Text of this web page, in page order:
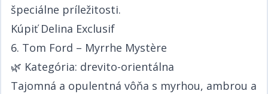
špeciálne príležitosti.​​​​‌ ‍ ​‍​‍‌‍ ‌ ​‍‌‍‍‌‌‍‌ ‌‍‍‌‌‍ ‍​‍​‍​ ‍‍​‍​‍‌ ​ ‌‍​‌‌‍ ‍‌‍‍‌‌ ‌​‌ ‍‌​‍ ‍‌‍‍‌‌‍ ​‍​‍​‍ ​​‍​‍‌‍‍​‌ ​‍‌‍‌‌‌‍‌‍​‍​‍​ ‍‍​‍​‍‌‍‍​‌ ‌​‌ ‌​‌ ​​​ ‍‍​‍ ​‍ ‌‍ ​‌‍ ‌‍​ ‌‍​‌‌‍ ​‌‍‍​‌‍ ‌ ​ ‌ ‌​​ ‍‍​ ​ ​ ​​​ ​​​ ​​​‍ ‌ ​ ‌ ‌​‌ ‌‌‌‍‌​‌‍‍‌‌‍ ​‍ ‌‍‍‌‌‍ ‍‌ ‌​‌‍‌‌‌‍ ‍‌ ‌​​‍ ‌‍‌‌‌‍‌​‌‍‍‌‌ ‌​​‍ ‌‍ ‌‌‍ ‌‍‌​‌‍‌‌​ ‌‌ ​​‌ ​‍‌‍‌‌‌ ​ ‌‍‌‌‌‍ ‍‌ ‌​‌‍​‌‌ ‌​‌‍‍‌‌‍ ‌‍ ‍​ ‍ ‌‍‍‌‌‍‌​​ ‌‌ ​​‌‍ ‌ ​ ‌ ‌​​‍ ‌​ ​‍​ ​‍​ ​‍​ ​‍​ ‍‌​ ‍‌​ ‍‌​ ‍ ‌ ‌​‌ ‍‌‌ ​​‌‍‌‌​ ‌‌ ​​‌‍ ‌ ​ ‌ ‌​​ ‍ ‌ ​​‌‍​‌‌ ‌​‌‍‍​​ ‌‌‍​ ‌‍ ‌‍ ‍‌ ‌​‌‍‌‌‌‍ ‍‌ ‌​​‍‌‌​ ‌‌‌​​‍‌‌ ‌‍‍ ‌‍‌‌‌ ‍‌​‍‌‌​ ​ ‌​‌​​‍‌‌​ ​ ‌​‌​​‍‌‌​ ​‍​ ​‍​ ‌ ​ ‍‌‌‍​‍​ ​‌‌‍​‍​ ‍​​ ​​​ ‍‌‌‍‌‍​ ‌ ​ ‌​​ ​‍​‍‌‌​ ​‍​ ​‍​‍‌‌​ ‌‌‌​‌​​‍ ‍‌‍​ ‌‍‍​‌‍‍‌‌‍ ​‌‍‌​‌ ​‍‌‍‌‌‌‍ ‍​‍‌‌​ ‌‌‌​​‍‌‌ ‌‍‍ ‌‍‌‌‌ ‍‌​‍‌‌​ ​ ‌​‌​​‍‌‌​ ​ ‌​‌​​‍‌‌​ ​‍​ ​‍​ ‌ ​ ‍‌‌‍​‍​ ​‌‌‍​‍​ ‍​​ ​​​ ‍‌‌‍‌‍​ ‌ ​ ‌​​ ​‍​ ​​​‍‌‌​ ​‍​ ​‍​‍‌‌​ ‌‌‌​‌​​‍ ‍‌ ‌​‌‍‌‌‌ ‍​‌ ‌​​ ‌‍​‍‌‍​‌‌ ​ ‌‍‌‌‌‌‌‌‌ ​‍‌‍ ​​ ‌‌‍‍​‌ ‌​‌ ‌​‌ ​​​‍‌‌​ ​ ‌​​‌​‍‌‌​ ​‍‌​‌‍​‍‌‌​ ​‍‌​‌‍‌‍ ​‌‍ ‌‍​ ‌‍​‌‌‍ ​‌‍‍​‌‍ ‌ ​ ‌ ‌​​‍‌‌​ ​ ‌​​‌​ ​ ​ ​​​ ​​​ ​​​‍‌‌​ ​‍‌​‌‍‌ ​ ‌ ‌​‌ ‌‌‌‍‌​‌‍‍‌‌‍ ​‍‌‍‌‍‍‌‌‍‌​​ ‌‌ ​​‌‍ ‌ ​ ‌ ‌​​‍ ‌​ ​‍​ ​‍​ ​‍​ ​‍​ ‍‌​ ‍‌​ ‍‌​‍‌‍‌ ‌​‌ ‍‌‌ ​​‌‍‌‌​ ‌‌ ​​‌‍ ‌ ​ ‌ ‌​​‍‌‍‌ ​​‌‍​‌‌ ‌​‌‍‍​​ ‌‌‍​ ‌‍ ‌‍ ‍‌ ‌​‌‍‌‌‌‍ ‍‌ ‌​​‍‌‌​ ‌‌‌​​‍‌‌ ‌‍‍ ‌‍‌‌‌ ‍‌​‍‌‌​ ​ ‌​‌​​‍‌‌​ ​ ‌​‌​​‍‌‌​ ​‍​ ​‍​ ‌ ​ ‍‌‌‍​‍​ ​‌‌‍​‍​ ‍​​ ​​​ ‍‌‌‍‌‍​ ‌ ​ ‌​​ ​‍​‍‌‌​ ​‍​ ​‍​‍‌‌​ ‌‌‌​‌​​‍ ‍‌‍​ ‌‍‍​‌‍‍‌‌‍ ​‌‍‌​‌ ​‍‌‍‌‌‌‍ ‍​‍‌‌​ ‌‌‌​​‍‌‌ ‌‍‍ ‌‍‌‌‌ ‍‌​‍‌‌​ ​ ‌​‌​​‍‌‌​ ​ ‌​‌​​‍‌‌​ ​‍​ ​‍​ ‌ ​ ‍‌‌‍​‍​ ​‌‌‍​‍​ ‍​​ ​​​ ‍‌‌‍‌‍​ ‌ ​ ‌​​ ​‍​ ​​​‍‌‌​ ​‍​ ​‍​‍‌‌​ ‌‌‌​‌​​‍ ‍‌ ‌​‌‍‌‌‌ ‍​‌ ‌​​‍‌‍‌ ​​‌‍‌‌‌ ​‍‌ ​ ‌ ​​‌‍‌‌‌‍​ ‌ ‌​‌‍‍‌‌ ‌‍‌‍‌‌​ ‌‌ ​​‌ ‌‌‌‍​‍‌‍ ​‌‍‍‌‌ ​ ‌‍‍​‌‍‌‌‌‍‌​​‍​‍‌ ‌
Kúpiť Delina Exclusif​​​​‌ ‍ ​‍​‍‌‍ ‌ ​‍‌‍‍‌‌‍‌ ‌‍‍‌‌‍ ‍​‍​‍​ ‍‍​‍​‍‌ ​ ‌‍​‌‌‍ ‍‌‍‍‌‌ ‌​‌ ‍‌​‍ ‍‌‍‍‌‌‍ ​‍​‍​‍ ​​‍​‍‌‍‍​‌ ​‍‌‍‌‌‌‍‌‍​‍​‍​ ‍‍​‍​‍‌‍‍​‌ ‌​‌ ‌​‌ ​​​ ‍‍​‍ ​‍ ‌‍ ​‌‍ ‌‍​ ‌‍​‌‌‍ ​‌‍‍​‌‍ ‌ ​ ‌ ‌​​ ‍‍​ ​ ​ ​​​ ​​​ ​​​‍ ‌ ​ ‌ ‌​‌ ‌‌‌‍‌​‌‍‍‌‌‍ ​‍ ‌‍‍‌‌‍ ‍‌ ‌​‌‍‌‌‌‍ ‍‌ ‌​​‍ ‌‍‌‌‌‍‌​‌‍‍‌‌ ‌​​‍ ‌‍ ‌‌‍ ‌‍‌​‌‍‌‌​ ‌‌ ​​‌ ​‍‌‍‌‌‌ ​ ‌‍‌‌‌‍ ‍‌ ‌​‌‍​‌‌ ‌​‌‍‍‌‌‍ ‌‍ ‍​ ‍ ‌‍‍‌‌‍‌​​ ‌‌ ​​‌‍ ‌ ​ ‌ ‌​​‍ ‌​ ​‍​ ​‍​ ​‍​ ​‍​ ‍‌​ ‍‌​ ‍‌​ ‍ ‌ ‌​‌ ‍‌‌ ​​‌‍‌‌​ ‌‌ ​​‌‍ ‌ ​ ‌ ‌​​ ‍ ‌ ​​‌‍​‌‌ ‌​‌‍‍​​ ‌‌‍​ ‌‍ ‌‍ ‍‌ ‌​‌‍‌‌‌‍ ‍‌ ‌​​‍‌‌​ ‌‌‌​​‍‌‌ ‌‍‍ ‌‍‌‌‌ ‍‌​‍‌‌​ ​ ‌​‌​​‍‌‌​ ​ ‌​‌​​‍‌‌​ ​‍​ ​‍​ ‌ ​ ​​​ ​ ‌‍​‍‌‍‌‌​ ‌​‌‍​ ​ ‍‌​ ‍​​ ‌ ​ ‌​​ ‌‌​‍‌‌​ ​‍​ ​‍​‍‌‌​ ‌‌‌​‌​​‍ ‍‌‍​ ‌‍‍​‌‍‍‌‌‍ ​‌‍‌​‌ ​‍‌‍‌‌‌‍ ‍​‍‌‌​ ‌‌‌​​‍‌‌ ‌‍‍ ‌‍‌‌‌ ‍‌​‍‌‌​ ​ ‌​‌​​‍‌‌​ ​ ‌​‌​​‍‌‌​ ​‍​ ​‍‌‍‌​​ ​‌​ ​​‌‍‌‍‌‍​‍‌‍‌​​ ​​​ ‌​​ ​‍​ ​ ‌‍​ ‌‍​ ​‍‌‌​ ​‍​ ​‍​‍‌‌​ ‌‌‌​‌​​‍ ‍‌ ‌​‌‍‌‌‌ ‍​‌ ‌​​ ‌‍​‍‌‍​‌‌ ​ ‌‍‌‌‌‌‌‌‌ ​‍‌‍ ​​ ‌‌‍‍​‌ ‌​‌ ‌​‌ ​​​‍‌‌​ ​ ‌​​‌​‍‌‌​ ​‍‌​‌‍​‍‌‌​ ​‍‌​‌‍‌‍ ​‌‍ ‌‍​ ‌‍​‌‌‍ ​‌‍‍​‌‍ ‌ ​ ‌ ‌​​‍‌‌​ ​ ‌​​‌​ ​ ​ ​​​ ​​​ ​​​‍‌‌​ ​‍‌​‌‍‌ ​ ‌ ‌​‌ ‌‌‌‍‌​‌‍‍‌‌‍ ​‍‌‍‌‍‍‌‌‍‌​​ ‌‌ ​​‌‍ ‌ ​ ‌ ‌​​‍ ‌​ ​‍​ ​‍​ ​‍​ ​‍​ ‍‌​ ‍‌​ ‍‌​‍‌‍‌ ‌​‌ ‍‌‌ ​​‌‍‌‌​ ‌‌ ​​‌‍ ‌ ​ ‌ ‌​​‍‌‍‌ ​​‌‍​‌‌ ‌​‌‍‍​​ ‌‌‍​ ‌‍ ‌‍ ‍‌ ‌​‌‍‌‌‌‍ ‍‌ ‌​​‍‌‌​ ‌‌‌​​‍‌‌ ‌‍‍ ‌‍‌‌‌ ‍‌​‍‌‌​ ​ ‌​‌​​‍‌‌​ ​ ‌​‌​​‍‌‌​ ​‍​ ​‍​ ‌ ​ ​​​ ​ ‌‍​‍‌‍‌‌​ ‌​‌‍​ ​ ‍‌​ ‍​​ ‌ ​ ‌​​ ‌‌​‍‌‌​ ​‍​ ​‍​‍‌‌​ ‌‌‌​‌​​‍ ‍‌‍​ ‌‍‍​‌‍‍‌‌‍ ​‌‍‌​‌ ​‍‌‍‌‌‌‍ ‍​‍‌‌​ ‌‌‌​​‍‌‌ ‌‍‍ ‌‍‌‌‌ ‍‌​‍‌‌​ ​ ‌​‌​​‍‌‌​ ​ ‌​‌​​‍‌‌​ ​‍​ ​‍‌‍‌​​ ​‌​ ​​‌‍‌‍‌‍​‍‌‍‌​​ ​​​ ‌​​ ​‍​ ​ ‌‍​ ‌‍​ ​‍‌‌​ ​‍​ ​‍​‍‌‌​ ‌‌‌​‌​​‍ ‍‌ ‌​‌‍‌‌‌ ‍​‌ ‌​​‍‌‍‌ ​​‌‍‌‌‌ ​‍‌ ​ ‌ ​​‌‍‌‌‌‍​ ‌ ‌​‌‍‍‌‌ ‌‍‌‍‌‌​ ‌‌ ​​‌ ‌‌‌‍​‍‌‍ ​‌‍‍‌‌ ​ ‌‍‍​‌‍‌‌‌‍‌​​‍​‍‌ ‌
6. Tom Ford – Myrrhe Mystère​​​​‌ ‍ ​‍​‍‌‍ ‌ ​‍‌‍‍‌‌‍‌ ‌‍‍‌‌‍ ‍​‍​‍​ ‍‍​‍​‍‌ ​ ‌‍​‌‌‍ ‍‌‍‍‌‌ ‌​‌ ‍‌​‍ ‍‌‍‍‌‌‍ ​‍​‍​‍ ​​‍​‍‌‍‍​‌ ​‍‌‍‌‌‌‍‌‍​‍​‍​ ‍‍​‍​‍‌‍‍​‌ ‌​‌ ‌​‌ ​​​ ‍‍​‍ ​‍ ‌‍ ​‌‍ ‌‍​ ‌‍​‌‌‍ ​‌‍‍​‌‍ ‌ ​ ‌ ‌​​ ‍‍​ ​ ​ ​​​ ​​​ ​​​‍ ‌ ​ ‌ ‌​‌ ‌‌‌‍‌​‌‍‍‌‌‍ ​‍ ‌‍‍‌‌‍ ‍‌ ‌​‌‍‌‌‌‍ ‍‌ ‌​​‍ ‌‍‌‌‌‍‌​‌‍‍‌‌ ‌​​‍ ‌‍ ‌‌‍ ‌‍‌​‌‍‌‌​ ‌‌ ​​‌ ​‍‌‍‌‌‌ ​ ‌‍‌‌‌‍ ‍‌ ‌​‌‍​‌‌ ‌​‌‍‍‌‌‍ ‌‍ ‍​ ‍ ‌‍‍‌‌‍‌​​ ‌‌ ​​‌‍ ‌ ​ ‌ ‌​​‍ ‌​ ​‍​ ​‍​ ​‍​ ​‍​ ‍‌​ ‍‌​ ‍‌​ ‍ ‌ ‌​‌ ‍‌‌ ​​‌‍‌‌​ ‌‌ ​​‌‍ ‌ ​ ‌ ‌​​ ‍ ‌ ​​‌‍​‌‌ ‌​‌‍‍​​ ‌‌‍​ ‌‍ ‌‍ ‍‌ ‌​‌‍‌‌‌‍ ‍‌ ‌​​‍‌‌​ ‌‌‌​​‍‌‌ ‌‍‍ ‌‍‌‌‌ ‍‌​‍‌‌​ ​ ‌​‌​​‍‌‌​ ​ ‌​‌​​‍‌‌​ ​‍​ ​‍​ ​ ​ ‌ ​ ‍​​ ‌ ​ ​‍​ ‍‌​ ‍​​ ‍​‌‍‌‌‌‍‌​‌‍​‌‌‍‌‌​‍‌‌​ ​‍​ ​‍​‍‌‌​ ‌‌‌​‌​​‍ ‍‌‍​ ‌‍‍​‌‍‍‌‌‍ ​‌‍‌​‌ ​‍‌‍‌‌‌‍ ‍​‍‌‌​ ‌‌‌​​‍‌‌ ‌‍‍ ‌‍‌‌‌ ‍‌​‍‌‌​ ​ ‌​‌​​‍‌‌​ ​ ‌​‌​​‍‌‌​ ​‍​ ​‍​ ​ ​ ‌ ​ ‍​​ ‌ ​ ​‍​ ‍‌​ ‍​​ ‍​‌‍‌‌‌‍‌​‌‍​‌‌‍‌‌​ ​​​‍‌‌​ ​‍​ ​‍​‍‌‌​ ‌‌‌​‌​​‍ ‍‌ ‌​‌‍‌‌‌ ‍​‌ ‌​​ ‌‍​‍‌‍​‌‌ ​ ‌‍‌‌‌‌‌‌‌ ​‍‌‍ ​​ ‌‌‍‍​‌ ‌​‌ ‌​‌ ​​​‍‌‌​ ​ ‌​​‌​‍‌‌​ ​‍‌​‌‍​‍‌‌​ ​‍‌​‌‍‌‍ ​‌‍ ‌‍​ ‌‍​‌‌‍ ​‌‍‍​‌‍ ‌ ​ ‌ ‌​​‍‌‌​ ​ ‌​​‌​ ​ ​ ​​​ ​​​ ​​​‍‌‌​ ​‍‌​‌‍‌ ​ ‌ ‌​‌ ‌‌‌‍‌​‌‍‍‌‌‍ ​‍‌‍‌‍‍‌‌‍‌​​ ‌‌ ​​‌‍ ‌ ​ ‌ ‌​​‍ ‌​ ​‍​ ​‍​ ​‍​ ​‍​ ‍‌​ ‍‌​ ‍‌​‍‌‍‌ ‌​‌ ‍‌‌ ​​‌‍‌‌​ ‌‌ ​​‌‍ ‌ ​ ‌ ‌​​‍‌‍‌ ​​‌‍​‌‌ ‌​‌‍‍​​ ‌‌‍​ ‌‍ ‌‍ ‍‌ ‌​‌‍‌‌‌‍ ‍‌ ‌​​‍‌‌​ ‌‌‌​​‍‌‌ ‌‍‍ ‌‍‌‌‌ ‍‌​‍‌‌​ ​ ‌​‌​​‍‌‌​ ​ ‌​‌​​‍‌‌​ ​‍​ ​‍​ ​ ​ ‌ ​ ‍​​ ‌ ​ ​‍​ ‍‌​ ‍​​ ‍​‌‍‌‌‌‍‌​‌‍​‌‌‍‌‌​‍‌‌​ ​‍​ ​‍​‍‌‌​ ‌‌‌​‌​​‍ ‍‌‍​ ‌‍‍​‌‍‍‌‌‍ ​‌‍‌​‌ ​‍‌‍‌‌‌‍ ‍​‍‌‌​ ‌‌‌​​‍‌‌ ‌‍‍ ‌‍‌‌‌ ‍‌​‍‌‌​ ​ ‌​‌​​‍‌‌​ ​ ‌​‌​​‍‌‌​ ​‍​ ​‍​ ​ ​ ‌ ​ ‍​​ ‌ ​ ​‍​ ‍‌​ ‍​​ ‍​‌‍‌‌‌‍‌​‌‍​‌‌‍‌‌​ ​​​‍‌‌​ ​‍​ ​‍​‍‌‌​ ‌‌‌​‌​​‍ ‍‌ ‌​‌‍‌‌‌ ‍​‌ ‌​​‍‌‍‌ ​​‌‍‌‌‌ ​‍‌ ​ ‌ ​​‌‍‌‌‌‍​ ‌ ‌​‌‍‍‌‌ ‌‍‌‍‌‌​ ‌‌ ​​‌ ‌‌‌‍​‍‌‍ ​‌‍‍‌‌ ​ ‌‍‍​‌‍‌‌‌‍‌​​‍​‍‌ ‌
🌿 ​​​​‌ ‍ ​‍​‍‌‍ ‌ ​‍‌‍‍‌‌‍‌ ‌‍‍‌‌‍ ‍​‍​‍​ ‍‍​‍​‍‌ ​ ‌‍​‌‌‍ ‍‌‍‍‌‌ ‌​‌ ‍‌​‍ ‍‌‍‍‌‌‍ ​‍​‍​‍ ​​‍​‍‌‍‍​‌ ​‍‌‍‌‌‌‍‌‍​‍​‍​ ‍‍​‍​‍‌‍‍​‌ ‌​‌ ‌​‌ ​​​ ‍‍​‍ ​‍ ‌‍ ​‌‍ ‌‍​ ‌‍​‌‌‍ ​‌‍‍​‌‍ ‌ ​ ‌ ‌​​ ‍‍​ ​ ​ ​​​ ​​​ ​​​‍ ‌ ​ ‌ ‌​‌ ‌‌‌‍‌​‌‍‍‌‌‍ ​‍ ‌‍‍‌‌‍ ‍‌ ‌​‌‍‌‌‌‍ ‍‌ ‌​​‍ ‌‍‌‌‌‍‌​‌‍‍‌‌ ‌​​‍ ‌‍ ‌‌‍ ‌‍‌​‌‍‌‌​ ‌‌ ​​‌ ​‍‌‍‌‌‌ ​ ‌‍‌‌‌‍ ‍‌ ‌​‌‍​‌‌ ‌​‌‍‍‌‌‍ ‌‍ ‍​ ‍ ‌‍‍‌‌‍‌​​ ‌‌ ​​‌‍ ‌ ​ ‌ ‌​​‍ ‌​ ​‍​ ​‍​ ​‍​ ​‍​ ‍‌​ ‍‌​ ‍‌​ ‍ ‌ ‌​‌ ‍‌‌ ​​‌‍‌‌​ ‌‌ ​​‌‍ ‌ ​ ‌ ‌​​ ‍ ‌ ​​‌‍​‌‌ ‌​‌‍‍​​ ‌‌‍​ ‌‍ ‌‍ ‍‌ ‌​‌‍‌‌‌‍ ‍‌ ‌​​‍‌‌​ ‌‌‌​​‍‌‌ ‌‍‍ ‌‍‌‌‌ ‍‌​‍‌‌​ ​ ‌​‌​​‍‌‌​ ​ ‌​‌​​‍‌‌​ ​‍​ ​‍‌‍‌‍‌‍​ ​ ‌​‌‍‌​​ ​ ‌‍​‌‌‍​‍‌‍‌‍‌‍‌‍​ ‍​‌‍​‌​ ​‌​‍‌‌​ ​‍​ ​‍​‍‌‌​ ‌‌‌​‌​​‍ ‍‌‍​ ‌‍‍​‌‍‍‌‌‍ ​‌‍‌​‌ ​‍‌‍‌‌‌‍ ‍​‍‌‌​ ‌‌‌​​‍‌‌ ‌‍‍ ‌‍‌‌‌ ‍‌​‍‌‌​ ​ ‌​‌​​‍‌‌​ ​ ‌​‌​​‍‌‌​ ​‍​ ​‍‌‍‌‍‌‍​ ​ ‌​‌‍‌​​ ​ ‌‍​‌‌‍​‍‌‍‌‍‌‍‌‍​ ‍​‌‍​‌​ ​‌​ ​​​‍‌‌​ ​‍​ ​‍​‍‌‌​ ‌‌‌​‌​​‍ ‍‌ ‌​‌‍‌‌‌ ‍​‌ ‌​​ ‌‍​‍‌‍​‌‌ ​ ‌‍‌‌‌‌‌‌‌ ​‍‌‍ ​​ ‌‌‍‍​‌ ‌​‌ ‌​‌ ​​​‍‌‌​ ​ ‌​​‌​‍‌‌​ ​‍‌​‌‍​‍‌‌​ ​‍‌​‌‍‌‍ ​‌‍ ‌‍​ ‌‍​‌‌‍ ​‌‍‍​‌‍ ‌ ​ ‌ ‌​​‍‌‌​ ​ ‌​​‌​ ​ ​ ​​​ ​​​ ​​​‍‌‌​ ​‍‌​‌‍‌ ​ ‌ ‌​‌ ‌‌‌‍‌​‌‍‍‌‌‍ ​‍‌‍‌‍‍‌‌‍‌​​ ‌‌ ​​‌‍ ‌ ​ ‌ ‌​​‍ ‌​ ​‍​ ​‍​ ​‍​ ​‍​ ‍‌​ ‍‌​ ‍‌​‍‌‍‌ ‌​‌ ‍‌‌ ​​‌‍‌‌​ ‌‌ ​​‌‍ ‌ ​ ‌ ‌​​‍‌‍‌ ​​‌‍​‌‌ ‌​‌‍‍​​ ‌‌‍​ ‌‍ ‌‍ ‍‌ ‌​‌‍‌‌‌‍ ‍‌ ‌​​‍‌‌​ ‌‌‌​​‍‌‌ ‌‍‍ ‌‍‌‌‌ ‍‌​‍‌‌​ ​ ‌​‌​​‍‌‌​ ​ ‌​‌​​‍‌‌​ ​‍​ ​‍‌‍‌‍‌‍​ ​ ‌​‌‍‌​​ ​ ‌‍​‌‌‍​‍‌‍‌‍‌‍‌‍​ ‍​‌‍​‌​ ​‌​‍‌‌​ ​‍​ ​‍​‍‌‌​ ‌‌‌​‌​​‍ ‍‌‍​ ‌‍‍​‌‍‍‌‌‍ ​‌‍‌​‌ ​‍‌‍‌‌‌‍ ‍​‍‌‌​ ‌‌‌​​‍‌‌ ‌‍‍ ‌‍‌‌‌ ‍‌​‍‌‌​ ​ ‌​‌​​‍‌‌​ ​ ‌​‌​​‍‌‌​ ​‍​ ​‍‌‍‌‍‌‍​ ​ ‌​‌‍‌​​ ​ ‌‍​‌‌‍​‍‌‍‌‍‌‍‌‍​ ‍​‌‍​‌​ ​‌​ ​​​‍‌‌​ ​‍​ ​‍​‍‌‌​ ‌‌‌​‌​​‍ ‍‌ ‌​‌‍‌‌‌ ‍​‌ ‌​​‍‌‍‌ ​​‌‍‌‌‌ ​‍‌ ​ ‌ ​​‌‍‌‌‌‍​ ‌ ‌​‌‍‍‌‌ ‌‍‌‍‌‌​ ‌‌ ​​‌ ‌‌‌‍​‍‌‍ ​‌‍‍‌‌ ​ ‌‍‍​‌‍‌‌‌‍‌​​‍​‍‌ ‌ Kategória: drevito-orientálna​​​​‌ ‍ ​‍​‍‌‍ ‌ ​‍‌‍‍‌‌‍‌ ‌‍‍‌‌‍ ‍​‍​‍​ ‍‍​‍​‍‌ ​ ‌‍​‌‌‍ ‍‌‍‍‌‌ ‌​‌ ‍‌​‍ ‍‌‍‍‌‌‍ ​‍​‍​‍ ​​‍​‍‌‍‍​‌ ​‍‌‍‌‌‌‍‌‍​‍​‍​ ‍‍​‍​‍‌‍‍​‌ ‌​‌ ‌​‌ ​​​ ‍‍​‍ ​‍ ‌‍ ​‌‍ ‌‍​ ‌‍​‌‌‍ ​‌‍‍​‌‍ ‌ ​ ‌ ‌​​ ‍‍​ ​ ​ ​​​ ​​​ ​​​‍ ‌ ​ ‌ ‌​‌ ‌‌‌‍‌​‌‍‍‌‌‍ ​‍ ‌‍‍‌‌‍ ‍‌ ‌​‌‍‌‌‌‍ ‍‌ ‌​​‍ ‌‍‌‌‌‍‌​‌‍‍‌‌ ‌​​‍ ‌‍ ‌‌‍ ‌‍‌​‌‍‌‌​ ‌‌ ​​‌ ​‍‌‍‌‌‌ ​ ‌‍‌‌‌‍ ‍‌ ‌​‌‍​‌‌ ‌​‌‍‍‌‌‍ ‌‍ ‍​ ‍ ‌‍‍‌‌‍‌​​ ‌‌ ​​‌‍ ‌ ​ ‌ ‌​​‍ ‌​ ​‍​ ​‍​ ​‍​ ​‍​ ‍‌​ ‍‌​ ‍‌​ ‍ ‌ ‌​‌ ‍‌‌ ​​‌‍‌‌​ ‌‌ ​​‌‍ ‌ ​ ‌ ‌​​ ‍ ‌ ​​‌‍​‌‌ ‌​‌‍‍​​ ‌‌‍​ ‌‍ ‌‍ ‍‌ ‌​‌‍‌‌‌‍ ‍‌ ‌​​‍‌‌​ ‌‌‌​​‍‌‌ ‌‍‍ ‌‍‌‌‌ ‍‌​‍‌‌​ ​ ‌​‌​​‍‌‌​ ​ ‌​‌​​‍‌‌​ ​‍​ ​‍‌‍‌‍‌‍​ ​ ‌​‌‍‌​​ ​ ‌‍​‌‌‍​‍‌‍‌‍‌‍‌‍​ ‍​‌‍​‌​ ​‌​‍‌‌​ ​‍​ ​‍​‍‌‌​ ‌‌‌​‌​​‍ ‍‌‍​ ‌‍‍​‌‍‍‌‌‍ ​‌‍‌​‌ ​‍‌‍‌‌‌‍ ‍​‍‌‌​ ‌‌‌​​‍‌‌ ‌‍‍ ‌‍‌‌‌ ‍‌​‍‌‌​ ​ ‌​‌​​‍‌‌​ ​ ‌​‌​​‍‌‌​ ​‍​ ​‍‌‍‌‍‌‍​ ​ ‌​‌‍‌​​ ​ ‌‍​‌‌‍​‍‌‍‌‍‌‍‌‍​ ‍​‌‍​‌​ ​‌​ ​‌​‍‌‌​ ​‍​ ​‍​‍‌‌​ ‌‌‌​‌​​‍ ‍‌ ‌​‌‍‌‌‌ ‍​‌ ‌​​ ‌‍​‍‌‍​‌‌ ​ ‌‍‌‌‌‌‌‌‌ ​‍‌‍ ​​ ‌‌‍‍​‌ ‌​‌ ‌​‌ ​​​‍‌‌​ ​ ‌​​‌​‍‌‌​ ​‍‌​‌‍​‍‌‌​ ​‍‌​‌‍‌‍ ​‌‍ ‌‍​ ‌‍​‌‌‍ ​‌‍‍​‌‍ ‌ ​ ‌ ‌​​‍‌‌​ ​ ‌​​‌​ ​ ​ ​​​ ​​​ ​​​‍‌‌​ ​‍‌​‌‍‌ ​ ‌ ‌​‌ ‌‌‌‍‌​‌‍‍‌‌‍ ​‍‌‍‌‍‍‌‌‍‌​​ ‌‌ ​​‌‍ ‌ ​ ‌ ‌​​‍ ‌​ ​‍​ ​‍​ ​‍​ ​‍​ ‍‌​ ‍‌​ ‍‌​‍‌‍‌ ‌​‌ ‍‌‌ ​​‌‍‌‌​ ‌‌ ​​‌‍ ‌ ​ ‌ ‌​​‍‌‍‌ ​​‌‍​‌‌ ‌​‌‍‍​​ ‌‌‍​ ‌‍ ‌‍ ‍‌ ‌​‌‍‌‌‌‍ ‍‌ ‌​​‍‌‌​ ‌‌‌​​‍‌‌ ‌‍‍ ‌‍‌‌‌ ‍‌​‍‌‌​ ​ ‌​‌​​‍‌‌​ ​ ‌​‌​​‍‌‌​ ​‍​ ​‍‌‍‌‍‌‍​ ​ ‌​‌‍‌​​ ​ ‌‍​‌‌‍​‍‌‍‌‍‌‍‌‍​ ‍​‌‍​‌​ ​‌​‍‌‌​ ​‍​ ​‍​‍‌‌​ ‌‌‌​‌​​‍ ‍‌‍​ ‌‍‍​‌‍‍‌‌‍ ​‌‍‌​‌ ​‍‌‍‌‌‌‍ ‍​‍‌‌​ ‌‌‌​​‍‌‌ ‌‍‍ ‌‍‌‌‌ ‍‌​‍‌‌​ ​ ‌​‌​​‍‌‌​ ​ ‌​‌​​‍‌‌​ ​‍​ ​‍‌‍‌‍‌‍​ ​ ‌​‌‍‌​​ ​ ‌‍​‌‌‍​‍‌‍‌‍‌‍‌‍​ ‍​‌‍​‌​ ​‌​ ​‌​‍‌‌​ ​‍​ ​‍​‍‌‌​ ‌‌‌​‌​​‍ ‍‌ ‌​‌‍‌‌‌ ‍​‌ ‌​​‍‌‍‌ ​​‌‍‌‌‌ ​‍‌ ​ ‌ ​​‌‍‌‌‌‍​ ‌ ‌​‌‍‍‌‌ ‌‍‌‍‌‌​ ‌‌ ​​‌ ‌‌‌‍​‍‌‍ ​‌‍‍‌‌ ​ ‌‍‍​‌‍‌‌‌‍‌​​‍​‍‌ ‌
Tajomná a opulentná vôňa s myrhou, ambrou a